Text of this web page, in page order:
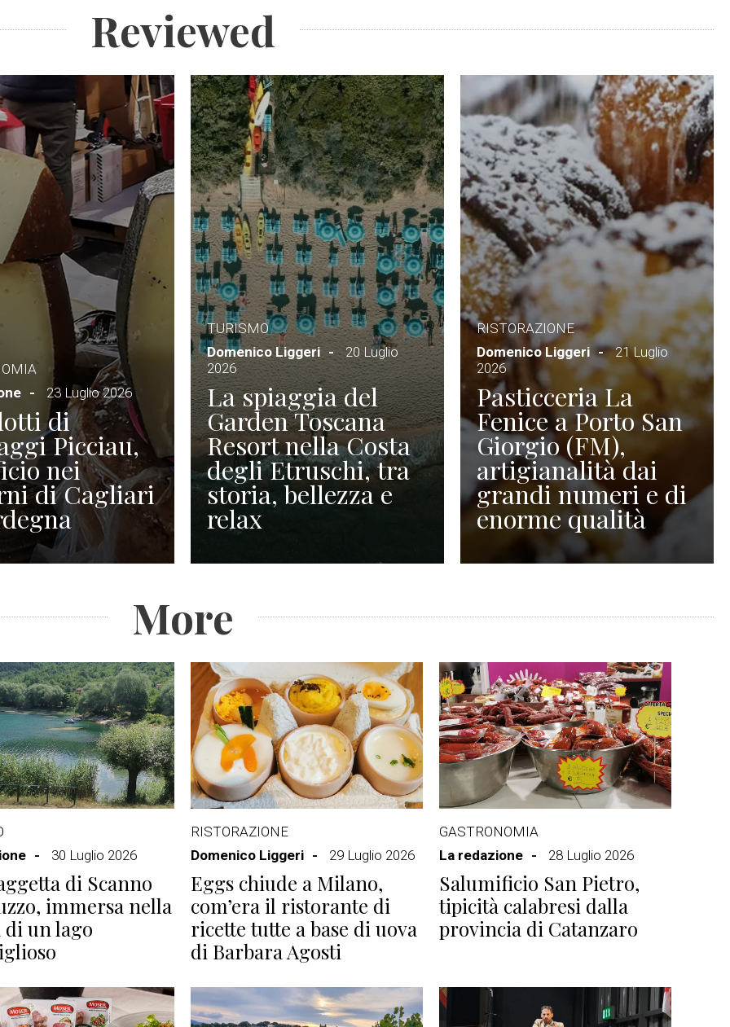
Reviewed
23 Luglio 2026
di
Picciau,
nei
di Cagliari
TURISMO
Domenico Liggeri
20 Luglio
2026
La spiaggia del
Garden Toscana
Resort nella Costa
degli Etruschi, tra
storia, bellezza e
relax
RISTORAZIONE
Domenico Liggeri
21 Luglio
2026
Pasticceria La
Fenice a Porto San
Giorgio (FM),
artigianalità dai
grandi numeri e di
enorme qualità
More
30 Luglio 2026
di Scanno
immersa nella
un lago
RISTORAZIONE
Domenico Liggeri
29 Luglio 2026
Eggs chiude a Milano,
com’era il ristorante di
ricette tutte a base di uova
di Barbara Agosti
GASTRONOMIA
La redazione
28 Luglio 2026
Salumificio San Pietro,
tipicità calabresi dalla
provincia di Catanzaro